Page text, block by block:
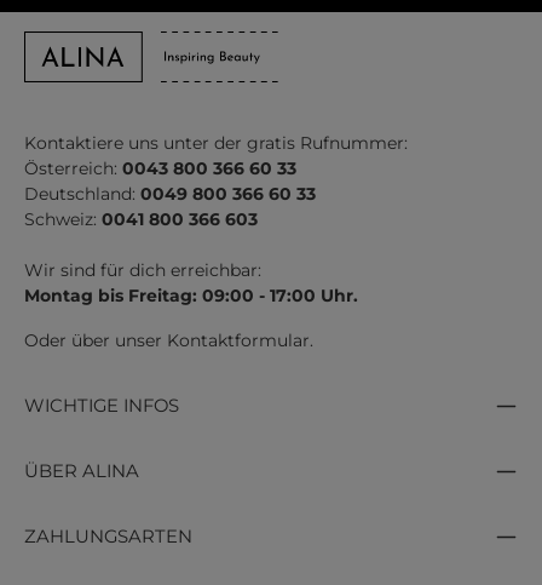
Kontaktiere uns unter der gratis Rufnummer:
Österreich: 0043 800 366 60 33
Deutschland: 0049 800 366 60 33
Schweiz: 0041 800 366 603
Wir sind für dich erreichbar:
Montag bis Freitag: 09:00 - 17:00 Uhr.
Oder über unser Kontaktformular.
WICHTIGE INFOS
ÜBER ALINA
ZAHLUNGSARTEN